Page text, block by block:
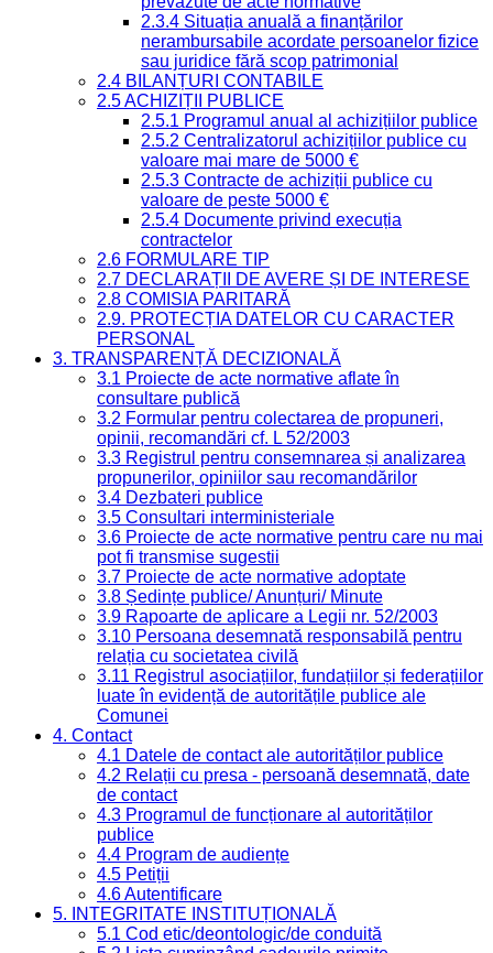
2.3.4 Situația anuală a finanțărilor
nerambursabile acordate persoanelor fizice
sau juridice fără scop patrimonial
2.4 BILANȚURI CONTABILE
2.5 ACHIZIȚII PUBLICE
2.5.1 Programul anual al achizițiilor publice
2.5.2 Centralizatorul achizițiilor publice cu
valoare mai mare de 5000 €
2.5.3 Contracte de achiziții publice cu
valoare de peste 5000 €
2.5.4 Documente privind execuția
contractelor
2.6 FORMULARE TIP
2.7 DECLARAȚII DE AVERE ȘI DE INTERESE
2.8 COMISIA PARITARĂ
2.9. PROTECȚIA DATELOR CU CARACTER
PERSONAL
3. TRANSPARENȚĂ DECIZIONALĂ
3.1 Proiecte de acte normative aflate în
consultare publică
3.2 Formular pentru colectarea de propuneri,
opinii, recomandări cf. L 52/2003
3.3 Registrul pentru consemnarea și analizarea
propunerilor, opiniilor sau recomandărilor
3.4 Dezbateri publice
3.5 Consultari interministeriale
3.6 Proiecte de acte normative pentru care nu mai
pot fi transmise sugestii
3.7 Proiecte de acte normative adoptate
3.8 Ședințe publice/ Anunțuri/ Minute
3.9 Rapoarte de aplicare a Legii nr. 52/2003
3.10 Persoana desemnată responsabilă pentru
relația cu societatea civilă
3.11 Registrul asociațiilor, fundațiilor și federațiilor
luate în evidență de autoritățile publice ale
Comunei
4. Contact
4.1 Datele de contact ale autorităților publice
4.2 Relații cu presa - persoană desemnată, date
de contact
4.3 Programul de funcționare al autorităților
publice
4.4 Program de audiențe
4.5 Petiții
4.6 Autentificare
5. INTEGRITATE INSTITUȚIONALĂ
5.1 Cod etic/deontologic/de conduită